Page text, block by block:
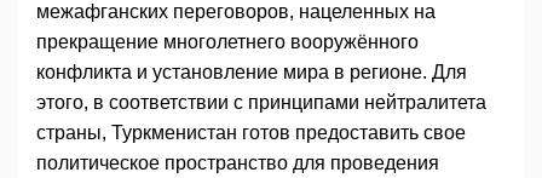
межафганских переговоров, нацеленных на
прекращение многолетнего вооружённого
конфликта и установление мира в регионе. Для
этого, в соответствии с принципами нейтралитета
страны, Туркменистан готов предоставить свое
политическое пространство для проведения